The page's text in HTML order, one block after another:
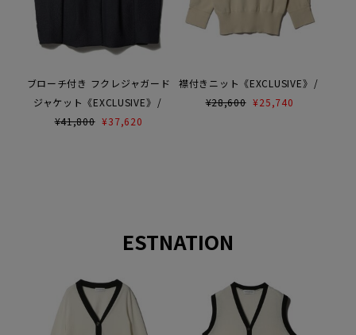
ブローチ付き フクレジャガード
ジャケット《EXCLUSIVE》
¥41,800 ¥37,620
襟付きニット《EXCLUSIVE》
¥28,600 ¥25,740
ESTNATION